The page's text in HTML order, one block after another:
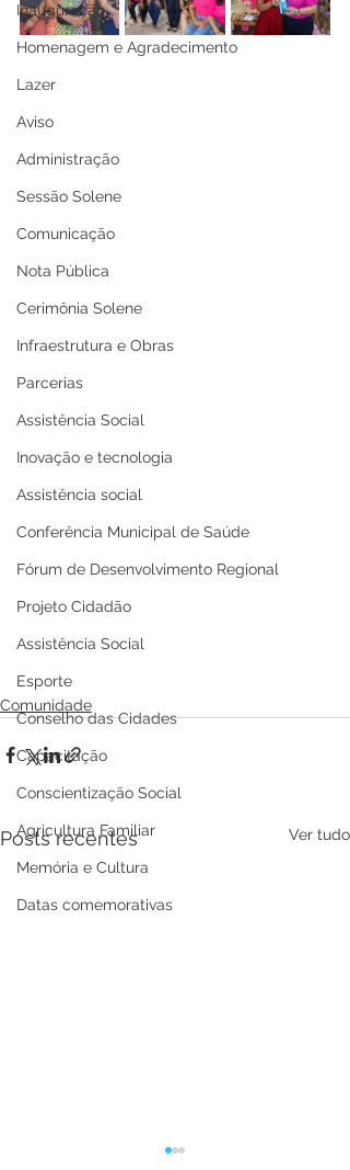
Inauguração
Homenagem e Agradecimento
Lazer
Aviso
Administração
Sessão Solene
Comunicação
Nota Pública
Cerimônia Solene
Infraestrutura e Obras
Parcerias
Assistência Social
Inovação e tecnologia
Assistência social
Conferência Municipal de Saúde
Fórum de Desenvolvimento Regional
Projeto Cidadão
Assistência Social
Esporte
Conselho das Cidades
Capacitação
Conscientização Social
Agricultura Familiar
Memória e Cultura
Datas comemorativas
Comunidade
Posts recentes Ver tudo